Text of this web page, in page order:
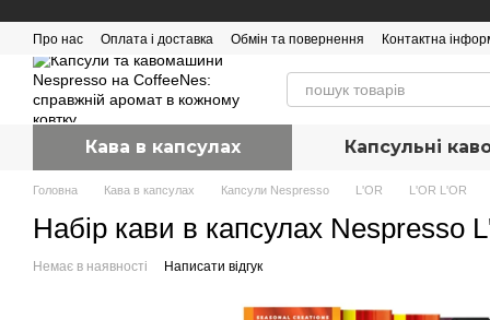
Про нас Оплата і доставка Обмін та повернення Контактна
Кава в капсулах Капсульні
Головна Кава в капсулах Капсули Nespresso L'OR L'OR L'OR
Набір кави в капсулах Nespresso
Немає в наявності Написати відгук